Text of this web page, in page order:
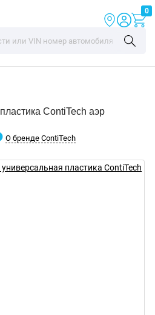
0
ContiTech аэр
О бренде ContiTech